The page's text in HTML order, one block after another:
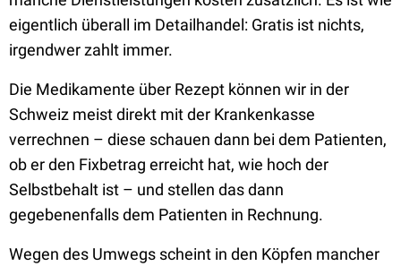
eigentlich überall im Detailhandel: Gratis ist nichts,
irgendwer zahlt immer.
Die Medikamente über Rezept können wir in der
Schweiz meist direkt mit der Krankenkasse
verrechnen – diese schauen dann bei dem Patienten,
ob er den Fixbetrag erreicht hat, wie hoch der
Selbstbehalt ist – und stellen das dann
gegebenenfalls dem Patienten in Rechnung.
Wegen des Umwegs scheint in den Köpfen mancher